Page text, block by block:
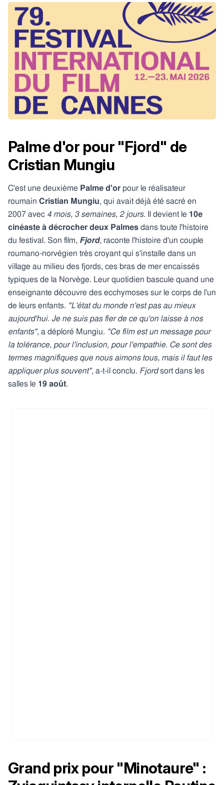
Palme d'or pour "Fjord" de
Cristian Mungiu
C'est une deuxième Palme d'or pour le réalisateur
roumain Cristian Mungiu, qui avait déjà été sacré en
2007 avec 4 mois, 3 semaines, 2 jours. Il devient le 10e
cinéaste à décrocher deux Palmes dans toute l'histoire
du festival. Son film, Fjord, raconte l'histoire d'un couple
roumano-norvégien très croyant qui s'installe dans un
village au milieu des fjords, ces bras de mer encaissés
typiques de la Norvège. Leur quotidien bascule quand une
enseignante découvre des ecchymoses sur le corps de l'un
de leurs enfants. "L'état du monde n'est pas au mieux
aujourd'hui. Je ne suis pas fier de ce qu'on laisse à nos
enfants", a déploré Mungiu. "Ce film est un message pour
la tolérance, pour l'inclusion, pour l'empathie. Ce sont des
termes magnifiques que nous aimons tous, mais il faut les
appliquer plus souvent", a-t-il conclu. Fjordsort dans les
salles le 19 août.
Grand prix pour "Minotaure" :